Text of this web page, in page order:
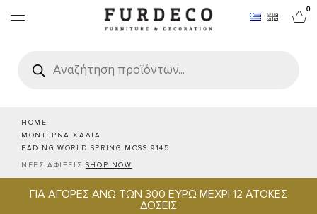
0
search
HOME
ΜΟΝΤΕΡΝΑ ΧΑΛΙΑ
FADING WORLD SPRING MOSS 9145
ΝΕΕΣ ΑΦΙΞΕΙΣ SHOP NOW
ΓΙΑ ΑΓΟΡΕΣ ΑΝΩ ΤΩΝ 300 ΕΥΡΩ ΜΕΧΡΙ 12 ΑΤΟΚΕΣ
ΔΟΣΕΙΣ
ΕΠΙΠΛΑ
ΧΑΛΙΑ
ΕΙΔΗ ΣΕΡΒΙΡΙΣΜΑΤΟΣ & ΦΙΛΟΞΕΝΙΑΣ